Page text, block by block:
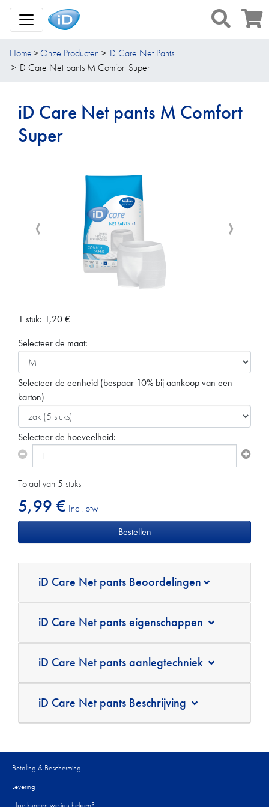
Toggle Navigation
Home Onze Producten
iD Care Net Pants
iD Care Net pants M Comfort Super
iD Care Net pants M Comfort
Super
1 stuk: 1,20€
Selecteer de maat:
Selecteer de eenheid (bespaar 10% bij aankoop van een
karton)
Selecteer de hoeveelheid:
Totaal van 5 stuks
5,99 € Incl. btw
iD Care Net pants Beoordelingen
iD Care Net pants eigenschappen
iD Care Net pants aanlegtechniek
iD Care Net pants Beschrijving
Betaling & Bescherming
Levering
Hoe kunnen we jou helpen?